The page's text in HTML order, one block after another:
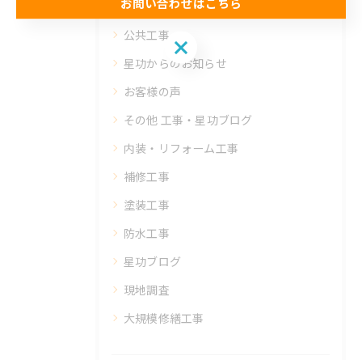
内装
公共工事
星功からのお知らせ
お客様の声
その他 工事・星功ブログ
内装・リフォーム工事
補修工事
塗装工事
防水工事
星功ブログ
現地調査
大規模修繕工事
お問い合わせはこちら